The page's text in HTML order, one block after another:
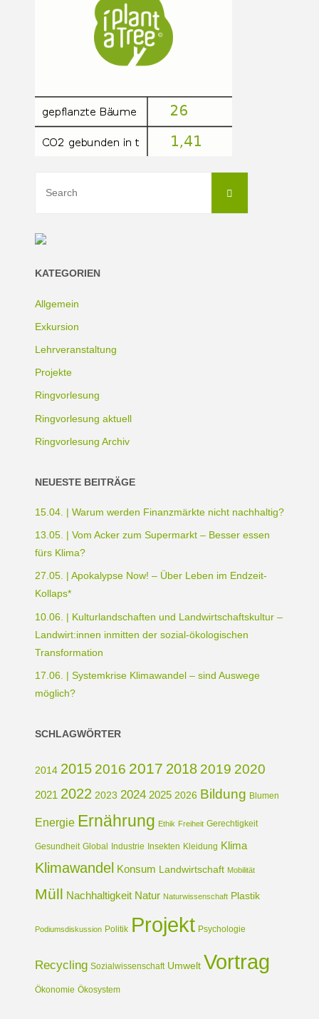
Search
KATEGORIEN
Allgemein
Exkursion
Lehrveranstaltung
Projekte
Ringvorlesung
Ringvorlesung aktuell
Ringvorlesung Archiv
NEUESTE BEITRÄGE
15.04. | Warum werden Finanzmärkte nicht nachhaltig?
13.05. | Vom Acker zum Supermarkt – Besser essen
fürs Klima?
27.05. | Apokalypse Now! – Über Leben im Endzeit-
Kollaps*
10.06. | Kulturlandschaften und Landwirtschaftskultur –
Landwirt:innen inmitten der sozial-ökologischen
Transformation
17.06. | Systemkrise Klimawandel – sind Auswege
möglich?
SCHLAGWÖRTER
2014 2015 2016 2017 2018 2019 2020
2021 2022 2023 2024 2025 2026 Bildung Blumen
Energie Ernährung Ethik Freiheit Gerechtigkeit
Gesundheit Global Industrie Insekten Kleidung Klima
Klimawandel Konsum Landwirtschaft Mobilität
Müll Nachhaltigkeit Natur Naturwissenschaft Plastik
Podiumsdiskussion Politik Projekt Psychologie
Recycling Sozialwissenschaft Umwelt Vortrag
Ökonomie Ökosystem